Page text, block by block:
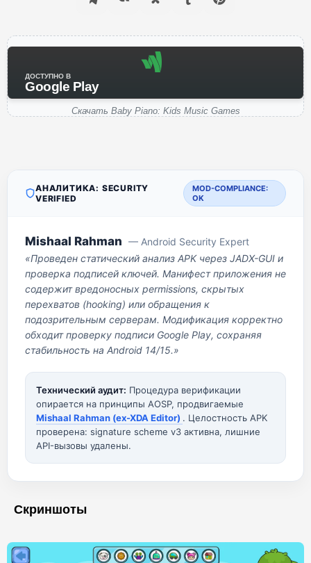
ДОСТУПНО В
Google Play
Скачать Baby Piano: Kids Music Games
АНАЛИТИКА: SECURITY
VERIFIED
MOD-COMPLIANCE:
OK
Mishaal Rahman — Android Security Expert
«Проведен статический анализ APK через JADX-GUI и
проверка подписей ключей. Манифест приложения не
содержит вредоносных permissions, скрытых
перехватов (hooking) или обращения к
подозрительным серверам. Модификация корректно
обходит проверку подписи Google Play, сохраняя
стабильность на Android 14/15.»
Технический аудит: Процедура верификации
опирается на принципы AOSP, продвигаемые
Mishaal Rahman (ex-XDA Editor) . Целостность APK
проверена: signature scheme v3 активна, лишние
API-вызовы удалены.
Скриншоты